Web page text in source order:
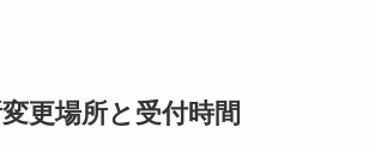
更場所と受付時間